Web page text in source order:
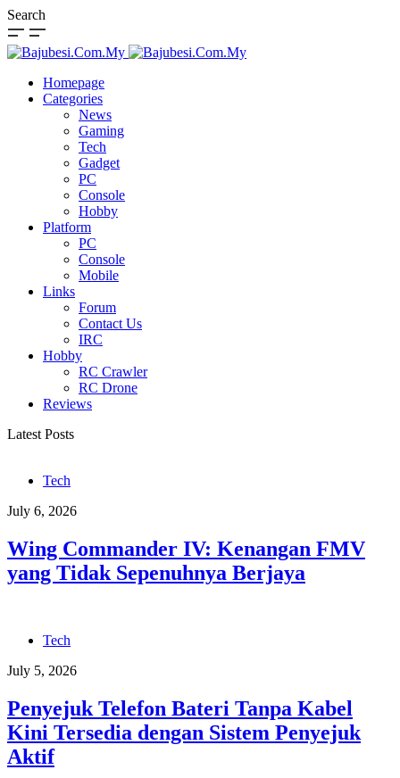
Search
Homepage
Categories
News
Gaming
Tech
Gadget
PC
Console
Hobby
Platform
PC
Console
Mobile
Links
Forum
Contact Us
IRC
Hobby
RC Crawler
RC Drone
Reviews
Latest Posts
Tech
July 6, 2026
Wing Commander IV: Kenangan FMV
yang Tidak Sepenuhnya Berjaya
Tech
July 5, 2026
Penyejuk Telefon Bateri Tanpa Kabel
Kini Tersedia dengan Sistem Penyejuk
Aktif